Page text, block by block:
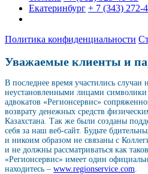
Екатеринбург + 7 (343) 272-
Политика конфиденциальности
Уважаемые клиенты и
В последнее время участились случаи
неустановленными лицами
адвокатов «Регионсервис»
возврату денежных средств
Казахстана. Так же были созданы
себя за наш веб-сайт. Будьте
и никоим образом не связаны с
и не должны рассматриваться как
«Регионсервис» имеет один
находитесь – www.regionservice.com